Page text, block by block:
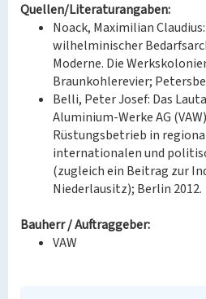
Quellen/Literaturangaben:
Noack, Maximilian
wilhelminischer
Moderne. Die
Braunkohlerevier;
Belli, Peter Josef: Das
Aluminium-Werke AG
Rüstungsbetrieb in
internationalen und
(zugleich ein Beitrag zur
Niederlausitz); Berlin 2012.
Bauherr / Auftraggeber:
VAW